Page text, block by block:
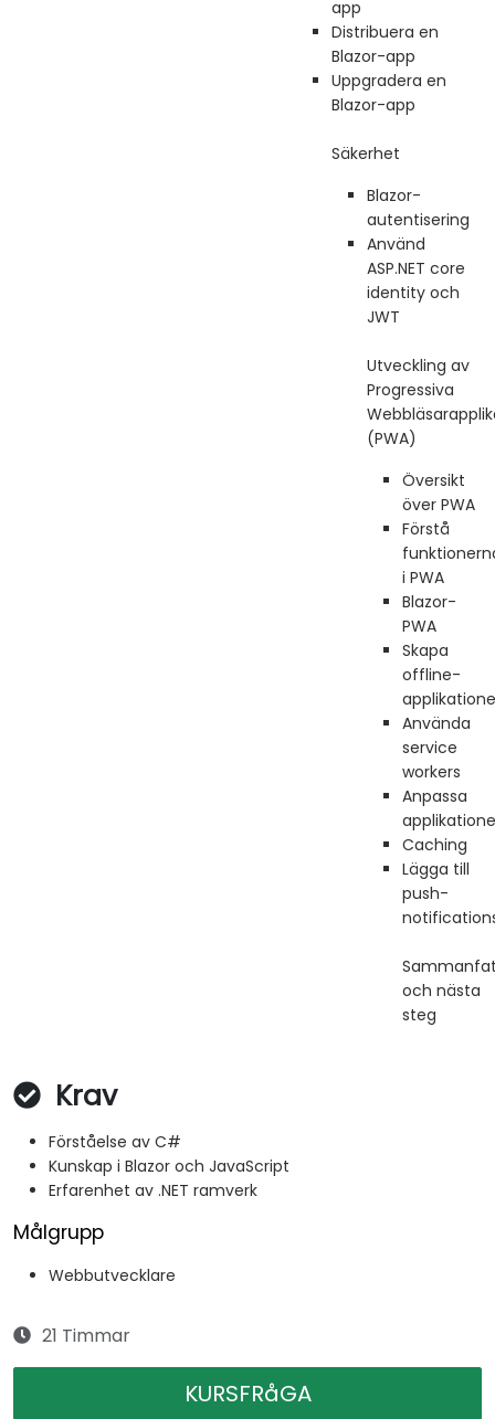
app
Distribuera en
Blazor-app
Uppgradera en
Blazor-app
Säkerhet
Blazor-
autentisering
Använd
ASP.NET core
identity och
JWT
Utveckling av
Progressiva
(PWA)
Översikt
över PWA
Förstå
i PWA
Blazor-
PWA
Skapa
offline-
Använda
service
workers
Anpassa
Caching
Lägga till
push-
och nästa
steg
Krav
Förståelse av C#
Kunskap i Blazor och JavaScript
Erfarenhet av .NET ramverk
Målgrupp
Webbutvecklare
21 Timmar
KURSFRåGA